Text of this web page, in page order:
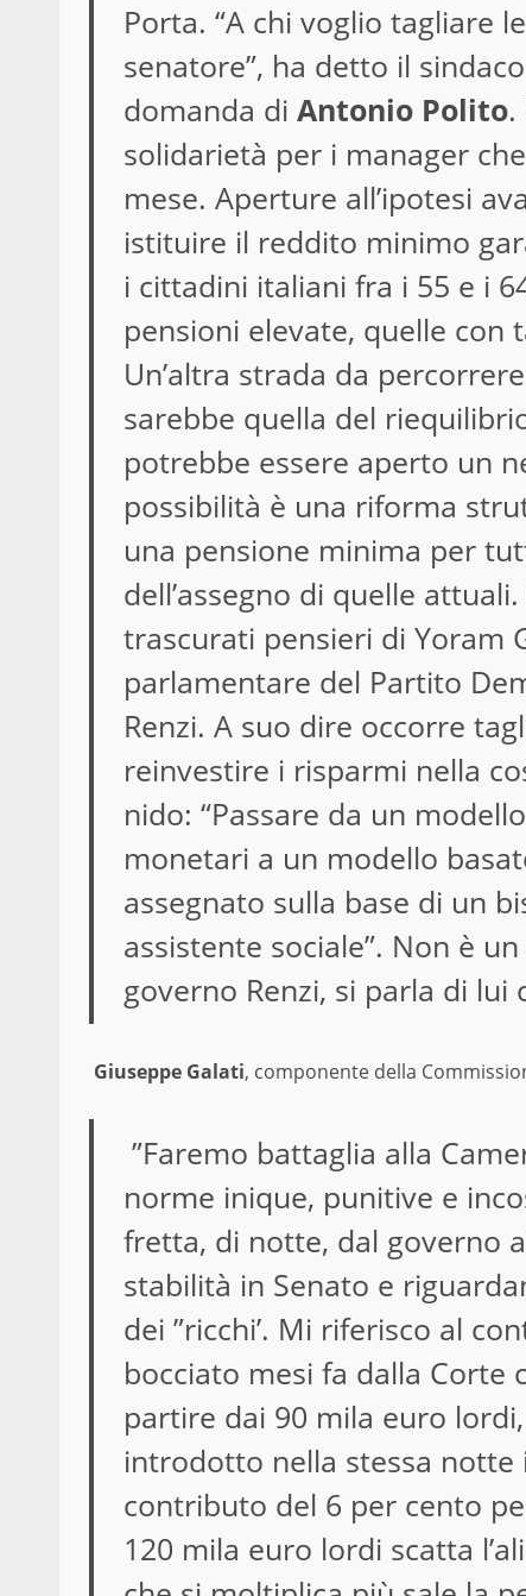
Porta. “A chi voglio tagliare
senatore”, ha detto il
domanda di Antonio Polito.
solidarietà per i manager
mese. Aperture all’ipotesi
istituire il reddito minimo
i cittadini italiani fra i 55 e i
pensioni elevate, quelle
Un’altra strada da
sarebbe quella del
potrebbe essere aperto un
possibilità è una riforma
una pensione minima per
dell’assegno di quelle
trascurati pensieri di Yoram
parlamentare del Partito
Renzi. A suo dire occorre
reinvestire i risparmi nella
nido: “Passare da un
monetari a un modello
assegnato sulla base di un
assistente sociale”. Non è
governo Renzi, si parla di lui
Giuseppe Galati, componente della
”Faremo battaglia alla
norme inique, punitive e
fretta, di notte, dal governo
stabilità in Senato e
dei ”ricchi’. Mi riferisco al
bocciato mesi fa dalla Corte
partire dai 90 mila euro
introdotto nella stessa notte
contributo del 6 per cento
120 mila euro lordi scatta